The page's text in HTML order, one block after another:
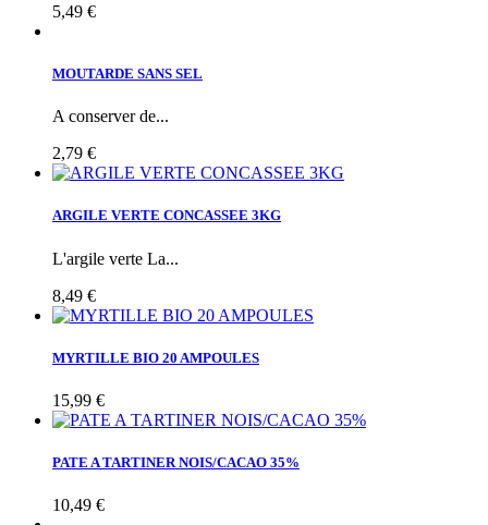
5,49 €
MOUTARDE SANS SEL
A conserver de...
2,79 €
ARGILE VERTE CONCASSEE 3KG
L'argile verte La...
8,49 €
MYRTILLE BIO 20 AMPOULES
15,99 €
PATE A TARTINER NOIS/CACAO 35%
10,49 €